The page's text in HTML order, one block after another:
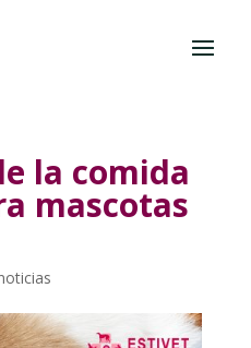
la comida
mascotas